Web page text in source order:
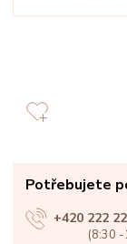
Potřebujete
+420 222
(8:30